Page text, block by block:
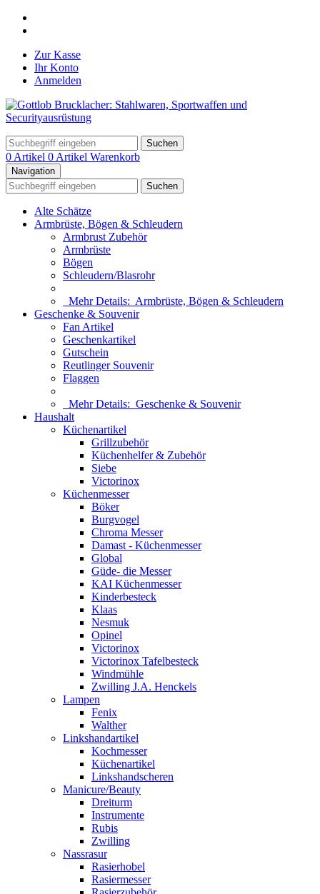
Zur Kasse
Ihr Konto
Anmelden
Suchen
0 Artikel 0 Artikel Warenkorb
Navigation
Suchen
Alte Schätze
Armbrüste, Bögen & Schleudern
Armbrust Zubehör
Armbrüste
Bögen
Schleudern/Blasrohr
Mehr Details: Armbrüste, Bögen & Schleudern
Geschenke & Souvenir
Fan Artikel
Geschenkartikel
Gutschein
Reutlinger Souvenir
Flaggen
Mehr Details: Geschenke & Souvenir
Haushalt
Küchenartikel
Grillzubehör
Küchenhelfer & Zubehör
Siebe
Victorinox
Küchenmesser
Böker
Burgvogel
Chroma Messer
Damast - Küchenmesser
Global
Güde- die Messer
KAI Küchenmesser
Kinderbesteck
Klaas
Nesmuk
Opinel
Victorinox
Victorinox Tafelbesteck
Windmühle
Zwilling J.A. Henckels
Lampen
Fenix
Walther
Linkshandartikel
Kochmesser
Küchenartikel
Linkshandscheren
Manicure/Beauty
Dreiturm
Instrumente
Rubis
Zwilling
Nassrasur
Rasierhobel
Rasiermesser